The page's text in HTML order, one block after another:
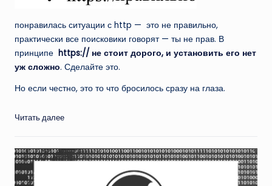
понравилась ситуации с http — это не правильно,
практически все поисковики говорят — ты не прав. В
принципе https:// не стоит дорого, и установить его нет
уж сложно. Сделайте это.
Но если честно, это то что бросилось сразу на глаза.
Читать далее